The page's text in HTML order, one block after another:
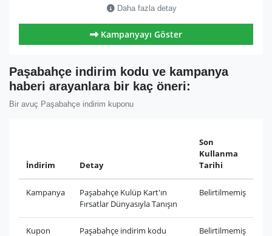
Daha fazla detay
Kampanyayı Göster
Paşabahçe indirim kodu ve kampanya
haberi arayanlara bir kaç öneri:
Bir avuç Paşabahçe indirim kuponu
İndirim Detay
Son
Kullanma
Tarihi
Kampanya
Paşabahçe Kulüp Kart'ın
Fırsatlar Dünyasıyla Tanışın
Belirtilmemiş
Kupon
Paşabahçe indirim kodu
Belirtilmemiş